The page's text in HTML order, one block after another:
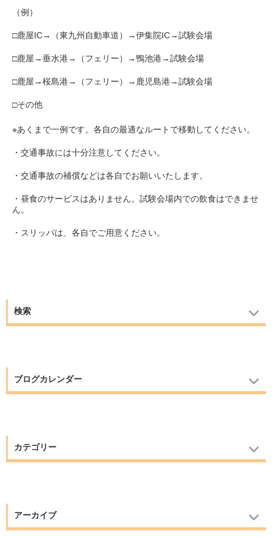
（例）
□鹿屋IC→（東九州自動車道）→伊集院IC→試験会場
□鹿屋→垂水港→（フェリー）→鴨池港→試験会場
□鹿屋→桜島港→（フェリー）→鹿児島港→試験会場
□その他
※あくまで一例です。各自の最適なルートで移動してください。
・交通事故には十分注意してください。
・交通事故の補償などは各自でお願いいたします。
・昼食のサービスはありません。試験会場内での飲食はできませ
ん。
・スリッパは、各自でご用意ください。
検索
ブログカレンダー
カテゴリー
アーカイブ